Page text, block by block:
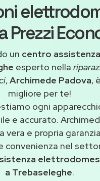
Prezzi
un centro
esperto nella
,Archimede Padova,
migliore per te!
ogni
e accurato.
vera e propria
convenienza nel
a Trebaseleghe.